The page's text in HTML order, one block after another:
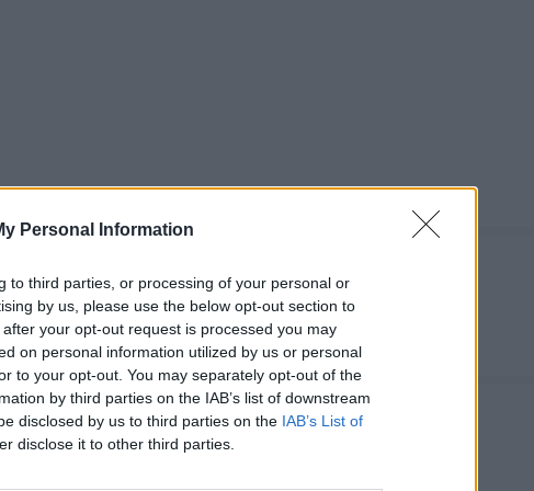
Personal Information
to third parties, or processing of your personal or
by us, please use the below opt-out section to
your opt-out request is processed you may
on personal information utilized by us or personal
to your opt-out. You may separately opt-out of the
by third parties on the IAB’s list of downstream
disclosed by us to third parties on the IAB’s List of
disclose it to other third parties.
tus programas favoritos.
PALABRA OCULTA SOPA DE LETRAS TV
CONCURSOS REALITIES